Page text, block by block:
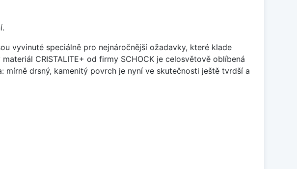
vyvinuté speciálně pro nejnáročnější ožadavky, které klade
CRISTALITE+ od firmy SCHOCK je celosvětově oblíbená
drsný, kamenitý povrch je nyní ve skutečnosti ještě tvrdší a